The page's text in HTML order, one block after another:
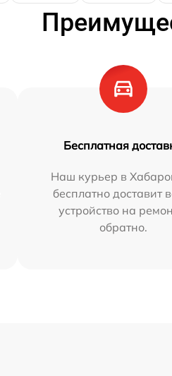
Бесплатная
Наш курьер в
бесплатно доставит
устройство на
обратно.